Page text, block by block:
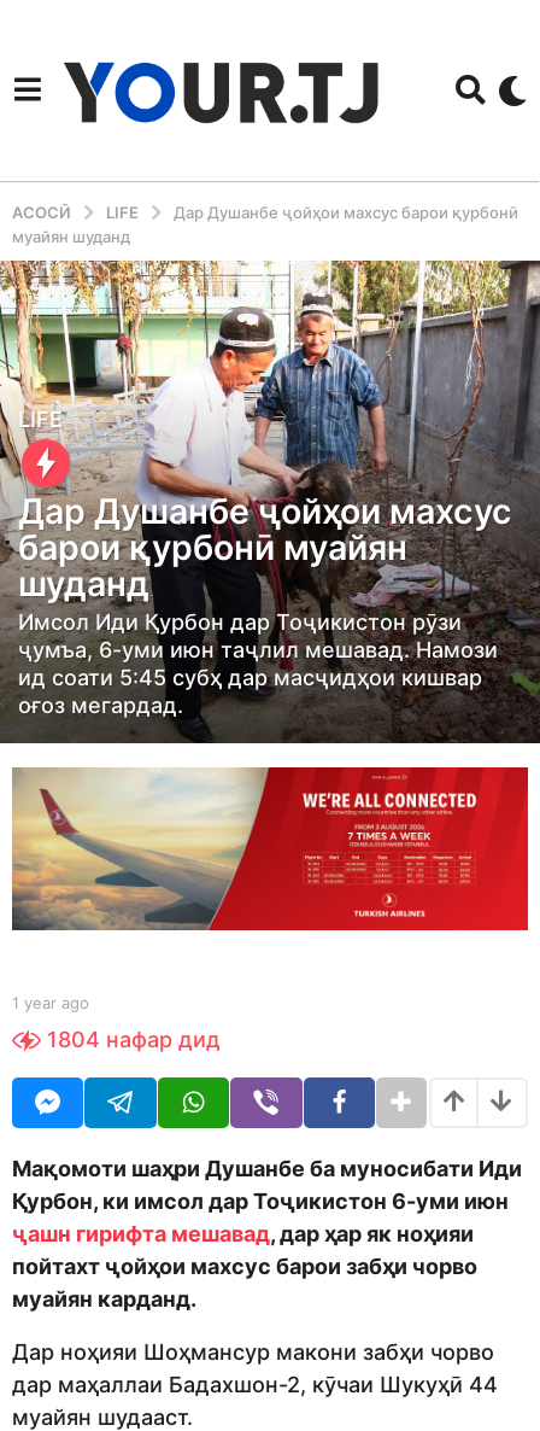
АСОСӢ LIFE
Дар Душанбе ҷойҳои махсус барои қурбонӣ
муайян шуданд
1
y
e
a
r
a
g
o
1
y
e
g
o
LIFE
Дар Душанбе ҷойҳои махсус
барои қурбонӣ муайян
шуданд
Имсол Иди Қурбон дар Тоҷикистон рӯзи
ҷумъа, 6-уми июн таҷлил мешавад. Намози
ид соати 5:45 субҳ дар масҷидҳои кишвар
оғоз мегардад.
b
S
h
d
o
1 year ago
e
o
1804 нафар дид
Мақомоти шаҳри Душанбе ба муносибати Иди
Қурбон, ки имсол дар Тоҷикистон 6-уми июн
ҷашн гирифта мешавад, дар ҳар як ноҳияи
пойтахт ҷойҳои махсус барои забҳи чорво
муайян карданд.
Дар ноҳияи Шоҳмансур макони забҳи чорво
дар маҳаллаи Бадахшон-2, кӯчаи Шукуҳӣ 44
муайян шудааст.